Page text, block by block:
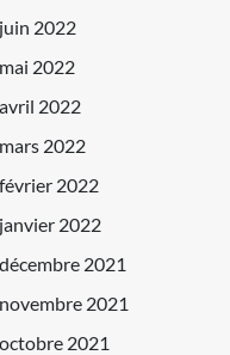
juin 2022
mai 2022
avril 2022
mars 2022
février 2022
janvier 2022
décembre 2021
novembre 2021
octobre 2021